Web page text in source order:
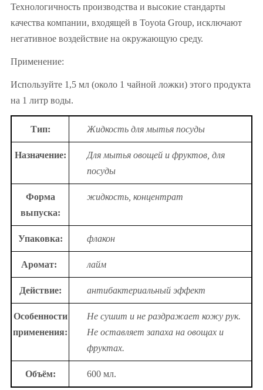
Технологичность производства и высокие стандарты
качества компании, входящей в Toyota Group, исключают
негативное воздействие на окружающую среду.
Применение:
Используйте 1,5 мл (около 1 чайной ложки) этого продукта
на 1 литр воды.
Тип: Жидкость для мытья посуды
Назначение:
Для мытья овощей и фруктов, для
посуды
Форма
выпуска:
жидкость, концентрат
Упаковка: флакон
Аромат: лайм
Действие: антибактериальный эффект
Особенности
применения:
Не сушит и не раздражает кожу рук.
Не оставляет запаха на овощах и
фруктах.
Объём: 600 мл.